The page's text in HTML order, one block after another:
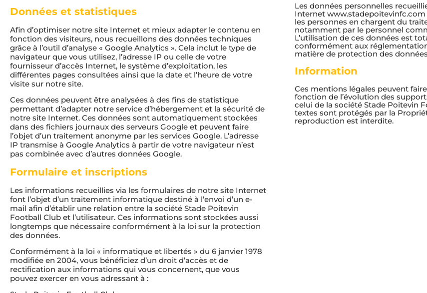
Données et statistiques
Afin d’optimiser notre site Internet et mieux adapter le contenu en
fonction des visiteurs, nous recueillons des données techniques
grâce à l’outil d’analyse « Google Analytics ». Cela inclut le type de
navigateur que vous utilisez, l’adresse IP ou celle de votre
fournisseur d’accès Internet, le système d’exploitation, les
différentes pages consultées ainsi que la date et l’heure de votre
visite sur notre site.
Ces données peuvent être analysées à des fins de statistique
permettant d’adapter notre service d’hébergement et la sécurité de
notre site Internet. Ces données sont automatiquement stockées
dans des fichiers journaux des serveurs Google et peuvent faire
l’objet d’un traitement anonyme par les services Google. L’adresse
IP transmise à Google Analytics à partir de votre navigateur n’est
pas combinée avec d’autres données Google.
Formulaire et inscriptions
Les informations recueillies via les formulaires de notre site Internet
font l’objet d’un traitement informatique destiné à l’envoi d’un e-
mail afin d’établir une relation entre la société Stade Poitevin
Football Club et l’utilisateur. Ces informations sont stockées aussi
longtemps que nécessaire conformément à la loi sur la protection
des données.
Conformément à la loi « informatique et libertés » du 6 janvier 1978
modifiée en 2004, vous bénéficiez d’un droit d’accès et de
rectification aux informations qui vous concernent, que vous
pouvez exercer en vous adressant à :
Les données personnelles
Internet
les personnes en chargent du
notamment par le personnel
L’utilisation de ces données est
conformément aux
matière de protection des
Information
Ces mentions légales peuvent
fonction de l’évolution des
celui de la société Stade Poitevin
textes sont protégés par la
reproduction est interdite.